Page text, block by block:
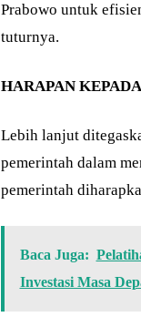
Prabowo untuk
tuturnya.
HARAPAN
Lebih lanjut
pemerintah dalam
pemerintah
Baca Juga:
Investasi Masa